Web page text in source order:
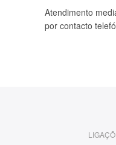
Atendimento
por contacto